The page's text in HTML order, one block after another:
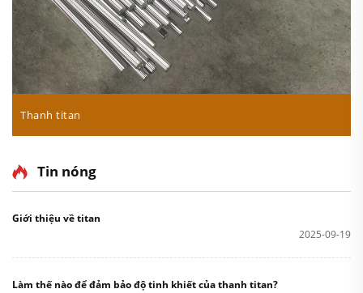
Thanh titan
Tin nóng
Giới thiệu về titan
2025-09-19
Làm thế nào để đảm bảo độ tinh khiết của thanh titan?